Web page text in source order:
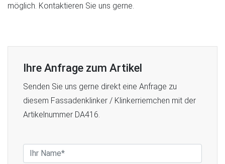
möglich. Kontaktieren Sie uns gerne.
Ihre Anfrage zum Artikel
Senden Sie uns gerne direkt eine Anfrage zu
diesem Fassadenklinker / Klinkerriemchen mit der
Artikelnummer DA416.